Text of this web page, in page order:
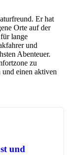
Er hat
Orte auf der
lange
und
Abenteuer.
zu
und einen aktiven
und